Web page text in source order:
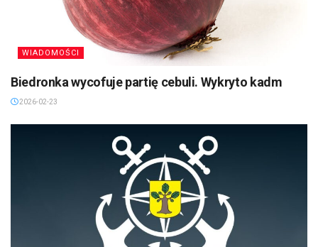
WIADOMOŚCI
Biedronka wycofuje partię cebuli. Wykryto kadm
2026-02-23